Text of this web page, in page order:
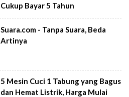
Cukup Bayar 5 Tahun
Suara.com - Tanpa Suara, Beda
Artinya
5 Mesin Cuci 1 Tabung yang Bagus
dan Hemat Listrik, Harga Mulai